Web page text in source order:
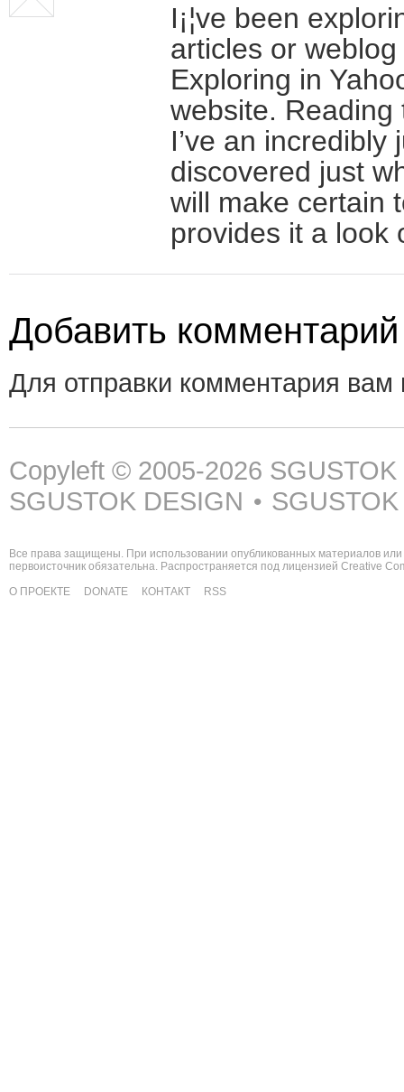
I¡¦ve been
articles or
Exploring in
website. Reading
I’ve an
discovered just
will make certain
provides it a look
Добавить комментарий
Для отправки комментария
Copyleft © 2005-2026
SGUSTOK DESIGN •
Все права защищены. При использовании опубликованных материалов
первоисточник обязательна. Распространяется под лицензией Creative
О ПРОЕКТЕ
DONATE КОНТАКТ RSS